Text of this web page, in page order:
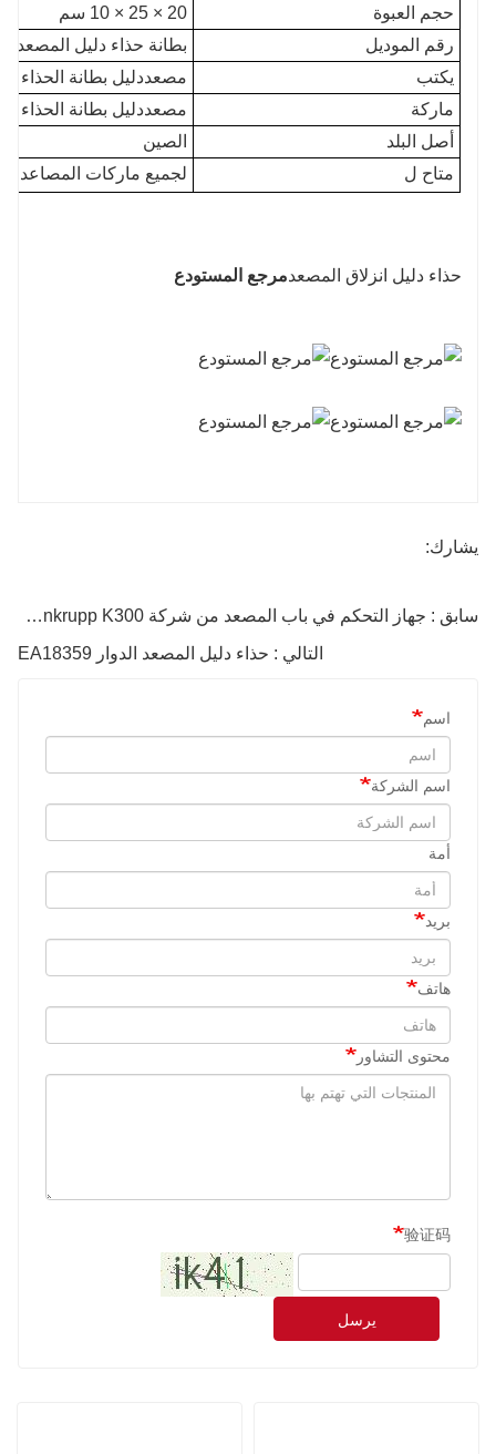
حجم العبوة
20 × 25 × 10 سم
رقم الموديل
بطانة حذاء دليل المصعد
يكتب
مصعددليل بطانة الحذاء
ماركة
مصعددليل بطانة الحذاء
أصل البلد
الصين
متاح ل
لجميع ماركات المصاعد
حذاء دليل انزلاق المصعدمرجع المستودع
يشارك:
سابق : جهاز التحكم في باب المصعد من شركة Thyssenkrupp K300
التالي : حذاء دليل المصعد الدوار EA18359
اسم
اسم الشركة
أمة
بريد
هاتف
محتوى التشاور
验证码
يرسل